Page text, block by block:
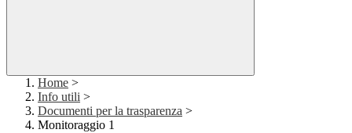
Home >
Info utili >
Documenti per la trasparenza >
Monitoraggio 1